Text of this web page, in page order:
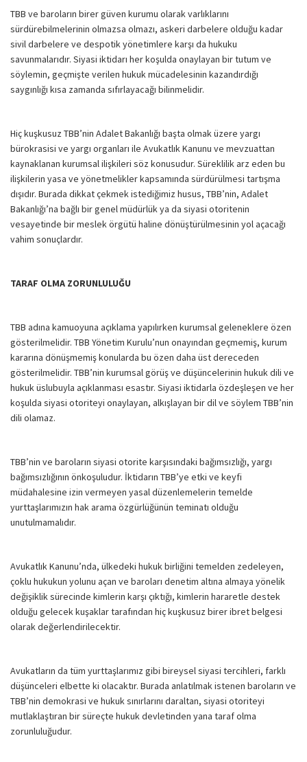
TBB ve baroların birer güven kurumu olarak varlıklarını
sürdürebilmelerinin olmazsa olmazı, askeri darbelere olduğu kadar
sivil darbelere ve despotik yönetimlere karşı da hukuku
savunmalarıdır. Siyasi iktidarı her koşulda onaylayan bir tutum ve
söylemin, geçmişte verilen hukuk mücadelesinin kazandırdığı
saygınlığı kısa zamanda sıfırlayacağı bilinmelidir.
Hiç kuşkusuz TBB’nin Adalet Bakanlığı başta olmak üzere yargı
bürokrasisi ve yargı organları ile Avukatlık Kanunu ve mevzuattan
kaynaklanan kurumsal ilişkileri söz konusudur. Süreklilik arz eden bu
ilişkilerin yasa ve yönetmelikler kapsamında sürdürülmesi tartışma
dışıdır. Burada dikkat çekmek istediğimiz husus, TBB’nin, Adalet
Bakanlığı’na bağlı bir genel müdürlük ya da siyasi otoritenin
vesayetinde bir meslek örgütü haline dönüştürülmesinin yol açacağı
vahim sonuçlardır.
TARAF OLMA ZORUNLULUĞU
TBB adına kamuoyuna açıklama yapılırken kurumsal geleneklere özen
gösterilmelidir. TBB Yönetim Kurulu’nun onayından geçmemiş, kurum
kararına dönüşmemiş konularda bu özen daha üst dereceden
gösterilmelidir. TBB’nin kurumsal görüş ve düşüncelerinin hukuk dili ve
hukuk üslubuyla açıklanması esastır. Siyasi iktidarla özdeşleşen ve her
koşulda siyasi otoriteyi onaylayan, alkışlayan bir dil ve söylem TBB’nin
dili olamaz.
TBB’nin ve baroların siyasi otorite karşısındaki bağımsızlığı, yargı
bağımsızlığının önkoşuludur. İktidarın TBB’ye etki ve keyfi
müdahalesine izin vermeyen yasal düzenlemelerin temelde
yurttaşlarımızın hak arama özgürlüğünün teminatı olduğu
unutulmamalıdır.
Avukatlık Kanunu’nda, ülkedeki hukuk birliğini temelden zedeleyen,
çoklu hukukun yolunu açan ve baroları denetim altına almaya yönelik
değişiklik sürecinde kimlerin karşı çıktığı, kimlerin hararetle destek
olduğu gelecek kuşaklar tarafından hiç kuşkusuz birer ibret belgesi
olarak değerlendirilecektir.
Avukatların da tüm yurttaşlarımız gibi bireysel siyasi tercihleri, farklı
düşünceleri elbette ki olacaktır. Burada anlatılmak istenen baroların ve
TBB’nin demokrasi ve hukuk sınırlarını daraltan, siyasi otoriteyi
mutlaklaştıran bir süreçte hukuk devletinden yana taraf olma
zorunluluğudur.